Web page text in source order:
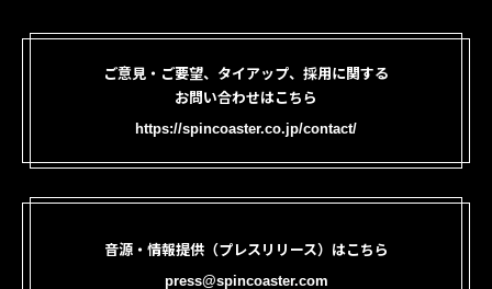
ご意見・ご要望、タイアップ、採用に関する
お問い合わせはこちら
https://spincoaster.co.jp/contact/
音源・情報提供（プレスリリース）はこちら
press@spincoaster.com